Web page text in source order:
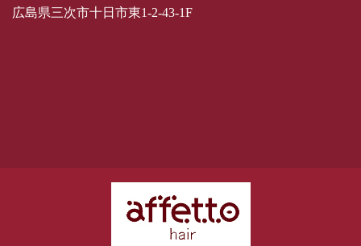
広島県三次市十日市東1-2-43-1F